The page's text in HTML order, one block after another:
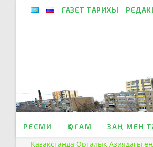
ГАЗЕТ ТАРИХЫ
РЕСМИ ҚОҒАМ ЗАҢ МЕН
Қазақстанда Орталық Азиядағы ең